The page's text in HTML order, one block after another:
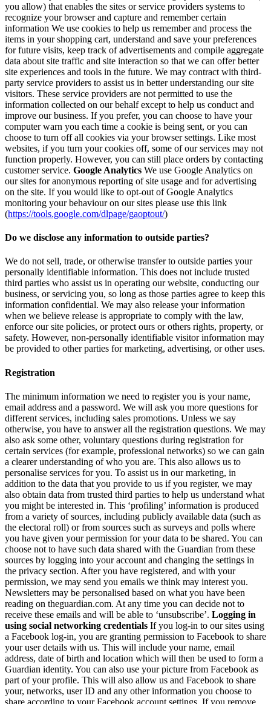
you allow) that enables the sites or service providers systems to
recognize your browser and capture and remember certain
information We use cookies to help us remember and process the
items in your shopping cart, understand and save your preferences
for future visits, keep track of advertisements and compile aggregate
data about site traffic and site interaction so that we can offer better
site experiences and tools in the future. We may contract with third-
party service providers to assist us in better understanding our site
visitors. These service providers are not permitted to use the
information collected on our behalf except to help us conduct and
improve our business. If you prefer, you can choose to have your
computer warn you each time a cookie is being sent, or you can
choose to turn off all cookies via your browser settings. Like most
websites, if you turn your cookies off, some of our services may not
function properly. However, you can still place orders by contacting
customer service. Google Analytics We use Google Analytics on
our sites for anonymous reporting of site usage and for advertising
on the site. If you would like to opt-out of Google Analytics
monitoring your behaviour on our sites please use this link
(https://tools.google.com/dlpage/gaoptout/)
Do we disclose any information to outside parties?
We do not sell, trade, or otherwise transfer to outside parties your
personally identifiable information. This does not include trusted
third parties who assist us in operating our website, conducting our
business, or servicing you, so long as those parties agree to keep this
information confidential. We may also release your information
when we believe release is appropriate to comply with the law,
enforce our site policies, or protect ours or others rights, property, or
safety. However, non-personally identifiable visitor information may
be provided to other parties for marketing, advertising, or other uses.
Registration
The minimum information we need to register you is your name,
email address and a password. We will ask you more questions for
different services, including sales promotions. Unless we say
otherwise, you have to answer all the registration questions. We may
also ask some other, voluntary questions during registration for
certain services (for example, professional networks) so we can gain
a clearer understanding of who you are. This also allows us to
personalise services for you. To assist us in our marketing, in
addition to the data that you provide to us if you register, we may
also obtain data from trusted third parties to help us understand what
you might be interested in. This ‘profiling’ information is produced
from a variety of sources, including publicly available data (such as
the electoral roll) or from sources such as surveys and polls where
you have given your permission for your data to be shared. You can
choose not to have such data shared with the Guardian from these
sources by logging into your account and changing the settings in
the privacy section. After you have registered, and with your
permission, we may send you emails we think may interest you.
Newsletters may be personalised based on what you have been
reading on theguardian.com. At any time you can decide not to
receive these emails and will be able to ‘unsubscribe’. Logging in
using social networking credentials If you log-in to our sites using
a Facebook log-in, you are granting permission to Facebook to share
your user details with us. This will include your name, email
address, date of birth and location which will then be used to form a
Guardian identity. You can also use your picture from Facebook as
part of your profile. This will also allow us and Facebook to share
your, networks, user ID and any other information you choose to
share according to your Facebook account settings. If you remove